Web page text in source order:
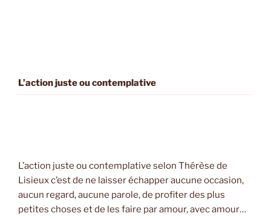
L’action juste ou contemplative
L’action juste ou contemplative selon Thérèse de
Lisieux c’est de ne laisser échapper aucune occasion,
aucun regard, aucune parole, de profiter des plus
petites choses et de les faire par amour, avec amour…